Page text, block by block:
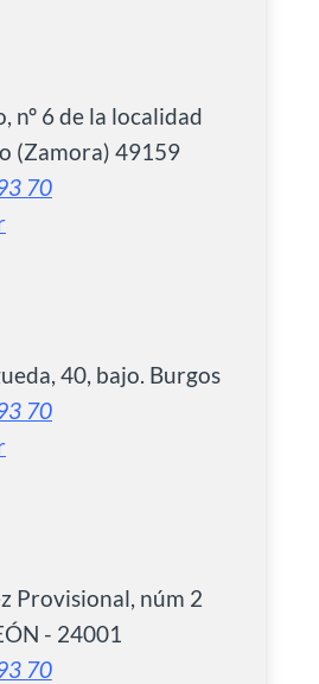
nº 6 de la localidad
(Zamora) 49159
70
40, bajo. Burgos
70
Provisional, núm 2
- 24001
70